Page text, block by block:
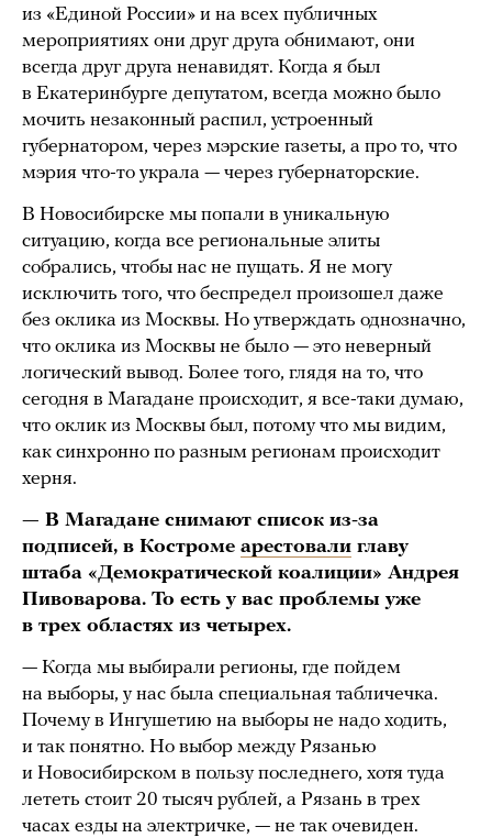
из «Единой России» и на всех публичных
мероприятиях они друг друга обнимают, они
всегда друг друга ненавидят. Когда я был
в Екатеринбурге депутатом, всегда можно было
мочить незаконный распил, устроенный
губернатором, через мэрские газеты, а про то, что
мэрия что-то украла — через губернаторские.
В Новосибирске мы попали в уникальную
ситуацию, когда все региональные элиты
собрались, чтобы нас не пущать. Я не могу
исключить того, что беспредел произошел даже
без оклика из Москвы. Но утверждать однозначно,
что оклика из Москвы не было — это неверный
логический вывод. Более того, глядя на то, что
сегодня в Магадане происходит, я все-таки думаю,
что оклик из Москвы был, потому что мы видим,
как синхронно по разным регионам происходит
херня.
— В Магадане снимают список из-за
подписей, в Костроме арестовали главу
штаба «Демократической коалиции» Андрея
Пивоварова. То есть у вас проблемы уже
в трех областях из четырех.
— Когда мы выбирали регионы, где пойдем
на выборы, у нас была специальная табличечка.
Почему в Ингушетию на выборы не надо ходить,
и так понятно. Но выбор между Рязанью
и Новосибирском в пользу последнего, хотя туда
лететь стоит 20 тысяч рублей, а Рязань в трех
часах езды на электричке, — не так очевиден.